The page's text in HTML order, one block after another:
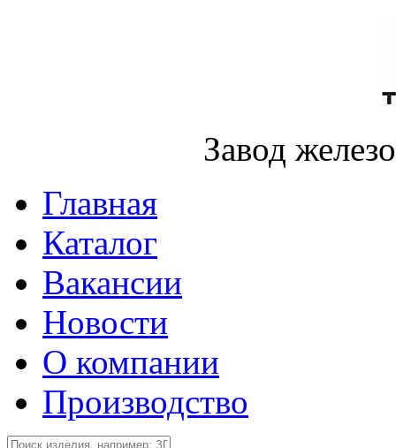
Завод
Главная
Каталог
Вакансии
Новости
О компании
Производство